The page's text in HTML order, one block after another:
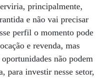
principalmente,
e não vai precisar
perfil o momento pode
e revenda, mas
não podem
para investir nesse setor,